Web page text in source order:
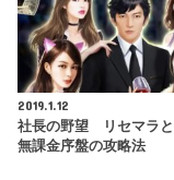
2019.1.12
社長の野望 リセマラ
無課金序盤の攻略法